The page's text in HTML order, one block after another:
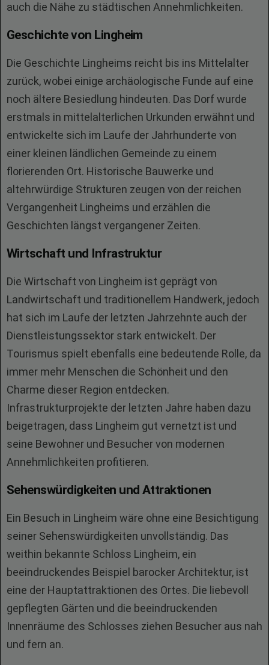
auch die Nähe zu städtischen Annehmlichkeiten.
Geschichte von Lingheim
Die Geschichte Lingheims reicht bis ins Mittelalter
zurück, wobei einige archäologische Funde auf eine
noch ältere Besiedlung hindeuten. Das Dorf wurde
erstmals in mittelalterlichen Urkunden erwähnt und
entwickelte sich im Laufe der Jahrhunderte von
einer kleinen ländlichen Gemeinde zu einem
florierenden Ort. Historische Bauwerke und
altehrwürdige Strukturen zeugen von der reichen
Vergangenheit Lingheims und erzählen die
Geschichten längst vergangener Zeiten.
Wirtschaft und Infrastruktur
Die Wirtschaft von Lingheim ist geprägt von
Landwirtschaft und traditionellem Handwerk, jedoch
hat sich im Laufe der letzten Jahrzehnte auch der
Dienstleistungssektor stark entwickelt. Der
Tourismus spielt ebenfalls eine bedeutende Rolle, da
immer mehr Menschen die Schönheit und den
Charme dieser Region entdecken.
Infrastrukturprojekte der letzten Jahre haben dazu
beigetragen, dass Lingheim gut vernetzt ist und
seine Bewohner und Besucher von modernen
Annehmlichkeiten profitieren.
Sehenswürdigkeiten und Attraktionen
Ein Besuch in Lingheim wäre ohne eine Besichtigung
seiner Sehenswürdigkeiten unvollständig. Das
weithin bekannte Schloss Lingheim, ein
beeindruckendes Beispiel barocker Architektur, ist
eine der Hauptattraktionen des Ortes. Die liebevoll
gepflegten Gärten und die beeindruckenden
Innenräume des Schlosses ziehen Besucher aus nah
und fern an.